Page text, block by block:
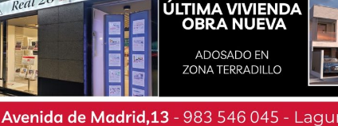
y sensibilizar a la infancia, cuenta con la
de Duero. Se trata de un concurso dirigido a
repartidos en tres categorías y dos modalidades.
participan realizando manualidades con materiales
papel, latas…) y los menores de 5º y 6º, tienen
del municipio donde hay que mejorar el